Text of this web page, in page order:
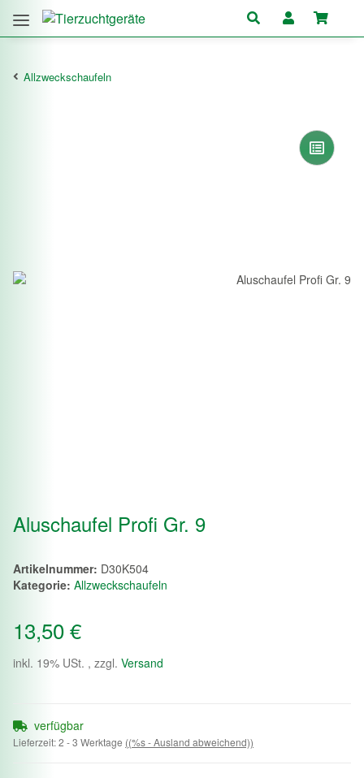
Allzweckschaufeln
Aluschaufel Profi Gr. 9
Artikelnummer: D30K504
Kategorie: Allzweckschaufeln
13,50 €
inkl. 19% USt. , zzgl. Versand
verfügbar
Lieferzeit:2 - 3 Werktage ((%s - Ausland abweichend))